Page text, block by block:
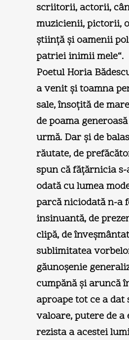
scriitorii, actorii,
muzicienii, pictorii,
ştiinţă şi oamenii
patriei inimii mele“.
Poetul Horia
a venit şi toamna
sale, însoţită de
de poama
urmă. Dar şi de
răutate, de
spun că făţărnicia
odată cu lumea
parcă niciodată n-a
insinuantă, de
clipă, de
sublimitatea
găunoşenie
cumpănă şi aruncă
aproape tot ce a dat
valoare, putere de a
rezista a acestei